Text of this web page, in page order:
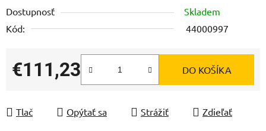
Dostupnosť
Skladem
Kód:
44000997
€111,23
Jednotková cena:
DO KOŠÍKA
Tlač Opýtať sa Strážiť Zdieľať